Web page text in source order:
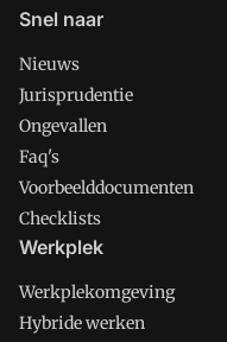
Snel naar
Nieuws
Jurisprudentie
Ongevallen
Faq's
Voorbeelddocumenten
Checklists
Werkplek
Werkplekomgeving
Hybride werken